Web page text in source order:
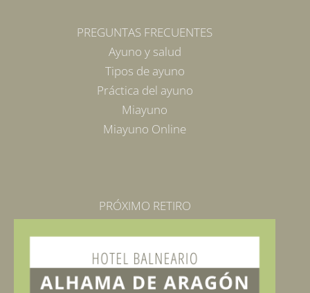
PREGUNTAS FRECUENTES
Ayuno y salud
Tipos de ayuno
Práctica del ayuno
Miayuno
Miayuno Online
PRÓXIMO RETIRO